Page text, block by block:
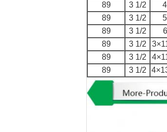
89
3 1/2
89
3 1/2
89
3 1/2
89
3 1/2
89
3 1/2
89
3 1/2